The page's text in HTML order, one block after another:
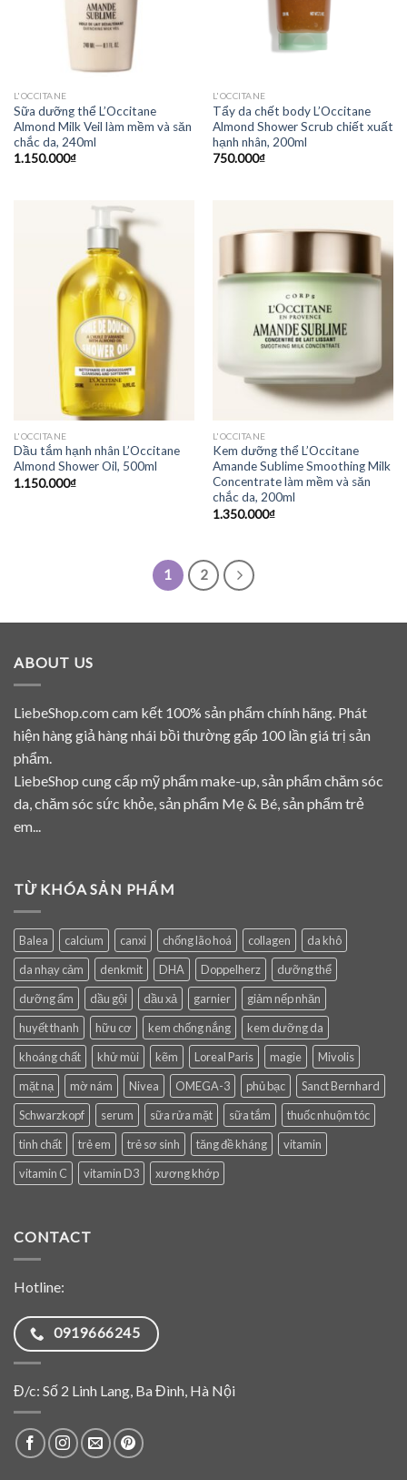
L'OCCITANE
Sữa dưỡng thể L’Occitane
Almond Milk Veil làm mềm và săn
chắc da, 240ml
1.150.000₫
L'OCCITANE
Tẩy da chết body L’Occitane
Almond Shower Scrub chiết xuất
hạnh nhân, 200ml
750.000₫
L'OCCITANE
Dầu tắm hạnh nhân L’Occitane
Almond Shower Oil, 500ml
1.150.000₫
L'OCCITANE
Kem dưỡng thể L’Occitane
Amande Sublime Smoothing Milk
Concentrate làm mềm và săn
chắc da, 200ml
1.350.000₫
1 2
ABOUT US
LiebeShop.com cam kết 100% sản phẩm chính hãng. Phát
hiện hàng giả hàng nhái bồi thường gấp 100 lần giá trị sản
phẩm.
LiebeShop cung cấp mỹ phẩm make-up, sản phẩm chăm sóc
da, chăm sóc sức khỏe, sản phẩm Mẹ & Bé, sản phẩm trẻ
em...
TỪ KHÓA SẢN PHẨM
Balea calcium canxi chống lão hoá collagen
da khô
da nhạy cảm
denkmit DHA Doppelherz
dưỡng thể
dưỡng ẩm
dầu gội dầu xả garnier
giảm nếp nhăn
huyết thanh
hữu cơ kem chống nắng
kem dưỡng da
khoáng chất
khử mùi kẽm Loreal Paris magie
Mivolis
mặt nạ
mờ nám Nivea OMEGA-3 phủ bạc
Sanct Bernhard
Schwarzkopf
serum sữa rửa mặt sữa tắm
thuốc nhuộm tóc
tinh chất
trẻ em trẻ sơ sinh tăng đề kháng
vitamin
vitamin C
vitamin D3 xương khớp
CONTACT
Hotline:
0919666245
Đ/c: Số 2 Linh Lang, Ba Đình, Hà Nội